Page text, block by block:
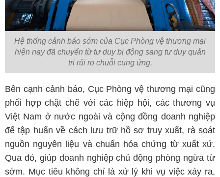
Hệ thống cảnh báo sớm của Cục Phòng vệ thương mại
hiện nay đã chuyển từ tư duy bị động sang tư duy quản
trị rủi ro chuỗi cung ứng.
Bên cạnh cảnh báo, Cục Phòng vệ thương mại cũng
phối hợp chặt chẽ với các hiệp hội, các thương vụ
Việt Nam ở nước ngoài và cộng đồng doanh nghiệp
để tập huấn về cách lưu trữ hồ sơ truy xuất, rà soát
nguồn nguyên liệu và chuẩn hóa chứng từ xuất xứ.
Qua đó, giúp doanh nghiệp chủ động phòng ngừa từ
sớm. Mục tiêu không chỉ là xử lý khi vụ việc xảy ra,